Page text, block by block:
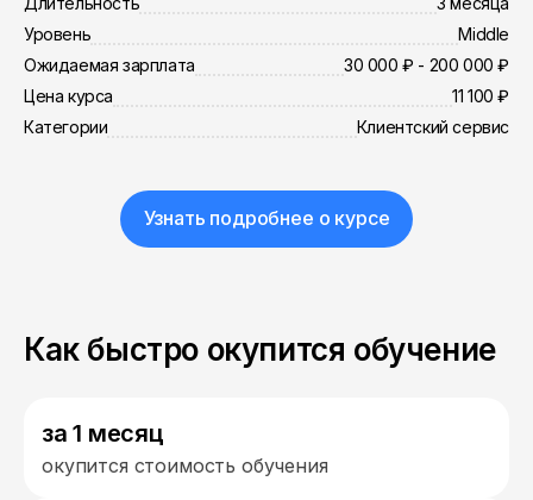
Уровень
Middle
Ожидаемая зарплата
30 000 ₽ - 200 000 ₽
Цена курса
11 100 ₽
Категории
Клиентский сервис
Узнать подробнее о курсе
Как быстро окупится обучение
за 1 месяц
окупится стоимость обучения